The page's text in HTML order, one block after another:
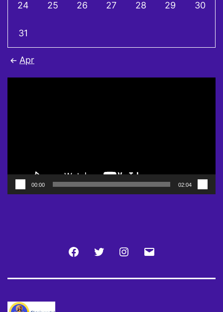
24 25 26 27 28 29 30
31
Apr
00:00 02:04
FacebookTwitter Instagram